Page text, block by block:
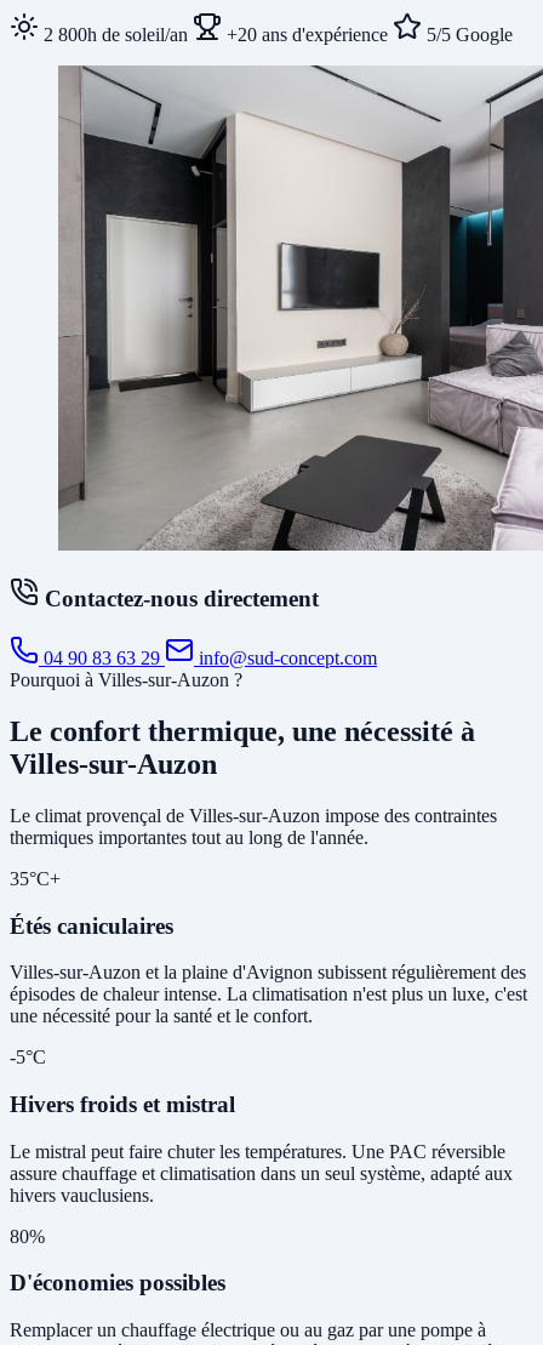
2 800h de soleil/an +20 ans d'expérience 5/5 Google
Contactez-nous directement
04 90 83 63 29
info@sud-concept.com
Pourquoi à Villes-sur-Auzon ?
Le confort thermique, une nécessité à
Villes-sur-Auzon
Le climat provençal de Villes-sur-Auzon impose des contraintes
thermiques importantes tout au long de l'année.
35°C+
Étés caniculaires
Villes-sur-Auzon et la plaine d'Avignon subissent régulièrement des
épisodes de chaleur intense. La climatisation n'est plus un luxe, c'est
une nécessité pour la santé et le confort.
-5°C
Hivers froids et mistral
Le mistral peut faire chuter les températures. Une PAC réversible
assure chauffage et climatisation dans un seul système, adapté aux
hivers vauclusiens.
80%
D'économies possibles
Remplacer un chauffage électrique ou au gaz par une pompe à